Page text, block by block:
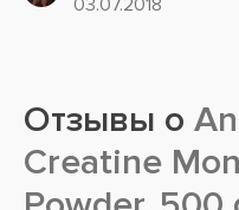
часто...03.07.2018
Отзывы о
Creatine